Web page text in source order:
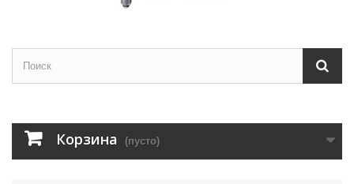
Корзина (пусто)